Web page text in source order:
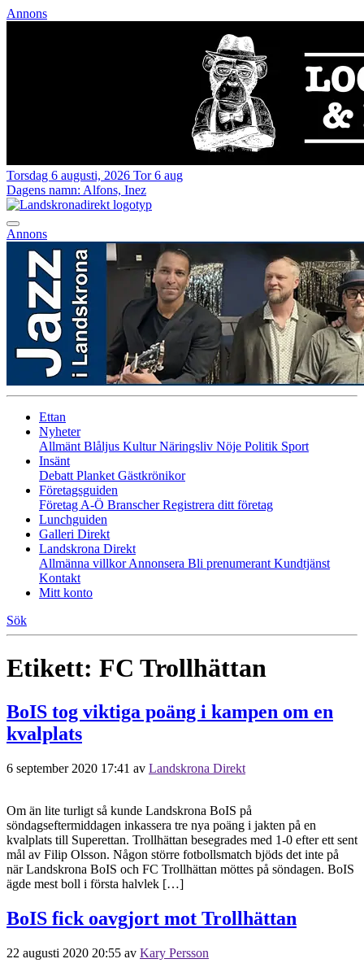
Annons
Torsdag 6 augusti, 2026 Tor 6 aug
Dagens namn: Alfons, Inez
Annons
Ettan
Nyheter
Allmänt Blåljus KulturNäringsliv Nöje Politik Sport
Insänt
Debatt Planket Gästkrönikor
Företagsguiden
Företag A-Ö BranscherRegistrera ditt företag
Lunchguiden
Galleri Direkt
Landskrona Direkt
Allmänna villkorAnnonsera Bli prenumerant Kundtjänst
Kontakt
Mitt konto
Sök
Etikett: FC Trollhättan
BoIS tog viktiga poäng i kampen om en
kvalplats
6 september 2020 17:41 av Landskrona Direkt
Om än lite turligt så kunde Landskrona BoIS på
söndagseftermiddagen inkassera tre nya poäng i jakten på en
kvalplats till Superettan. Trollhättan besegrades med 1-0 efter ett sent
mål av Filip Olsson. Någon större fotbollsmatch bjöds det inte på
när Landskrona BoIS och FC Trollhättan möttes på söndagen. BoIS
ägde mest boll i första halvlek […]
BoIS fick oavgjort mot Trollhättan
22 augusti 2020 20:55 av Kary Persson